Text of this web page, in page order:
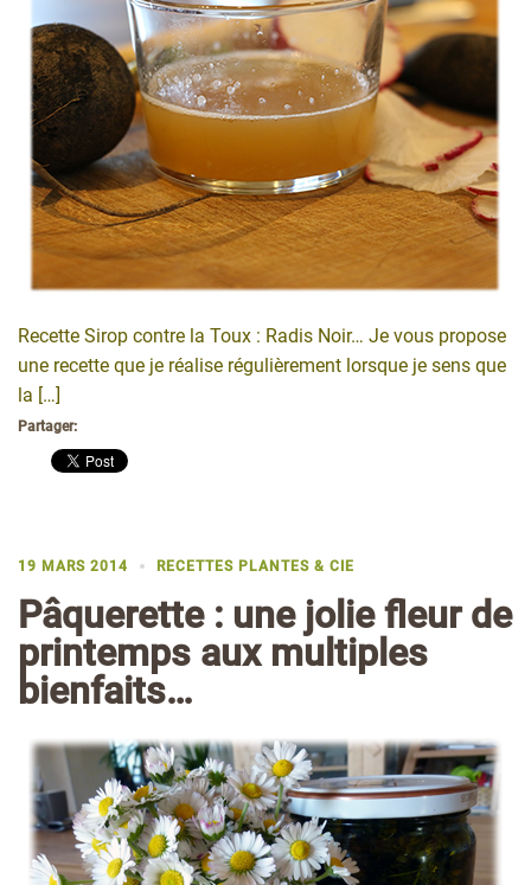
Recette Sirop contre la Toux : Radis Noir… Je vous propose
une recette que je réalise régulièrement lorsque je sens que
la […]
Partager:
19 MARS 2014 RECETTES PLANTES & CIE
Pâquerette : une jolie fleur de
printemps aux multiples
bienfaits…